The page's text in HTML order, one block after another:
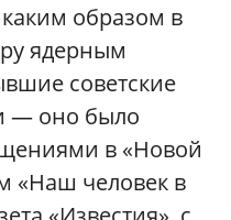
образом в
ядерным
советские
— оно было
в «Новой
«Наш человек в